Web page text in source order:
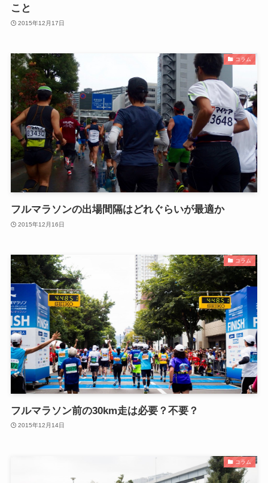
こと
2015年12月17日
コラム
フルマラソンの出場間隔はどれぐらいが最適か
2015年12月16日
コラム
フルマラソン前の30km走は必要？不要？
2015年12月14日
コラム